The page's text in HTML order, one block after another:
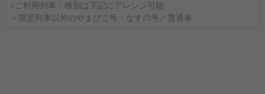
○ご利用列車・種別は下記にアレンジ可能
＝限定列車以外のやまびこ号・なすの号／普通車